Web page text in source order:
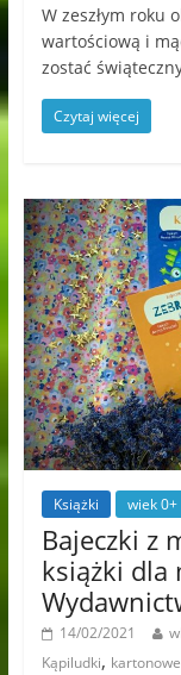
W zeszłym roku
wartościową i
zostać
Czytaj więcej
Książki wiek 0+
Bajeczki z
książki dla
14/02/2021
Kąpiludki,